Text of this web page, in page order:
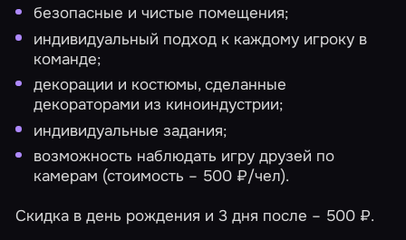
безопасные и чистые помещения;
индивидуальный подход к каждому игроку в
команде;
декорации и костюмы, сделанные
декораторами из киноиндустрии;
индивидуальные задания;
возможность наблюдать игру друзей по
камерам (стоимость – 500 ₽/чел).
Скидка в день рождения и 3 дня после – 500 ₽.